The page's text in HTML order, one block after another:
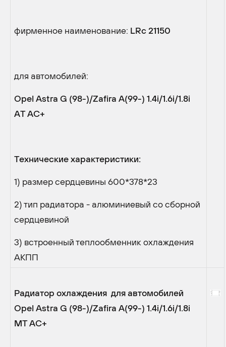
фирменное наименование: LRc21150
для автомобилей:
Opel Astra G (98-)/Zafira A(99-) 1.4i/1.6i/1.8i
AТ AC+
Технические характеристики:
1) размер сердцевины 600*378*23
2) тип радиатора - алюминиевый со cборной
сердцевиной
3) встроенный теплообменник охлаждения
АКПП
Радиатор охлаждения для автомобилей
Opel Astra G (98-)/Zafira A(99-) 1.4i/1.6i/1.8i
МТAC+